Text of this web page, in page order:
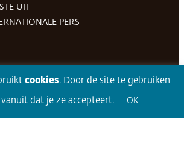
UIT
PERS
Volg 360Facebook LinkedIn Twitter
cookies. Door de site te gebruiken
dat je ze accepteert. OK